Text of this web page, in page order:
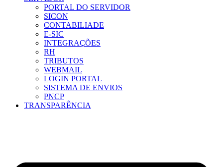
PORTAL DO SERVIDOR
SICON
CONTABILIADE
E-SIC
INTEGRAÇÕES
RH
TRIBUTOS
WEBMAIL
LOGIN PORTAL
SISTEMA DE ENVIOS
PNCP
TRANSPARÊNCIA